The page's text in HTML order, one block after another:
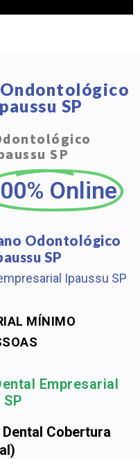
SP
SP
Online
Odontológico
SP
Ipaussu SP
MÍNIMO
Empresarial
Cobertura